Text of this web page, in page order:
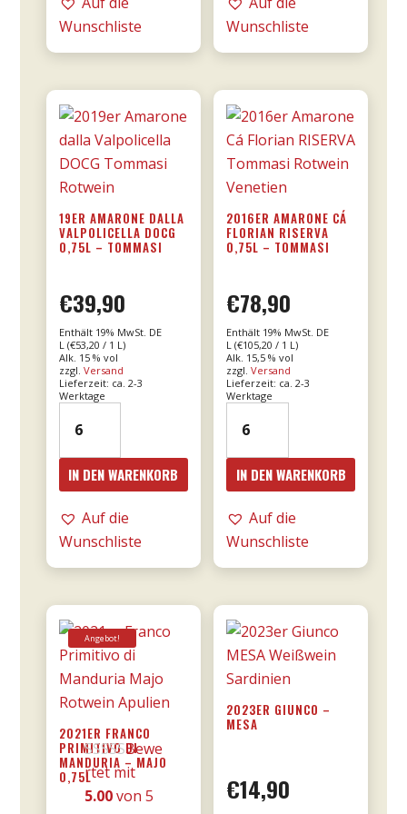
0,75l
Wunschliste
DOC
Donnafugata
Menge
Wunschliste
19ER AMARONE DALLA
VALPOLICELLA DOCG
0,75L – TOMMASI
€39,90
Enthält 19% MwSt. DE
L (€53,20 / 1 L)
Alk. 15 % vol
zzgl. Versand
Lieferzeit: ca. 2-3
Werktage
Amarone
dalla
Valpolicella
DOCG
0,75l
Menge
IN DEN WARENKORB
Auf die
Wunschliste
2016ER AMARONE CÁ
FLORIAN RISERVA
0,75L – TOMMASI
€78,90
Enthält 19% MwSt. DE
L (€105,20 / 1 L)
Alk. 15,5 % vol
zzgl.Versand
Lieferzeit: ca. 2-3
Werktage
Amarone
Cá
Florian
RISERVA
0,75l
Menge
IN DEN WARENKORB
Auf die
Wunschliste
Angebot!
2021ER FRANCO
PRIMITIVO DI
MANDURIA – MAJO
0,75L
Bewe
rtet mit
5.00von 5
2023ER GIUNCO –
MESA
€14,90